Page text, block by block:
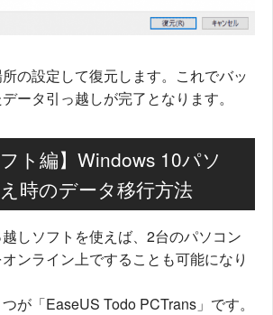
の設定して復元します。これでバッ
ータ引っ越しが完了となります。
ト編】Windows 10パソ
時のデータ移行方法
しソフトを使えば、2台のパソコン
ンライン上ですることも可能になり
が「EaseUS Todo PCTrans」です。